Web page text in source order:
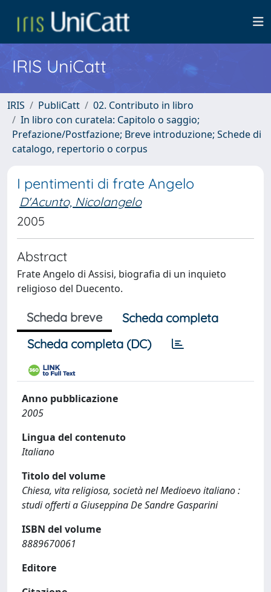
IRIS UniCatt
IRIS PubliCatt
02. Contributo in libro
In libro con curatela: Capitolo o saggio;
Prefazione/Postfazione; Breve introduzione; Schede di
catalogo, repertorio o corpus
I pentimenti di frate Angelo
D'Acunto, Nicolangelo
2005
Abstract
Frate Angelo di Assisi, biografia di un inquieto
religioso del Duecento.
Scheda breve
Scheda completa
Scheda completa (DC)
Anno pubblicazione
2005
Lingua del contenuto
Italiano
Titolo del volume
Chiesa, vita religiosa, società nel Medioevo italiano :
studi offerti a Giuseppina De Sandre Gasparini
ISBN del volume
8889670061
Editore